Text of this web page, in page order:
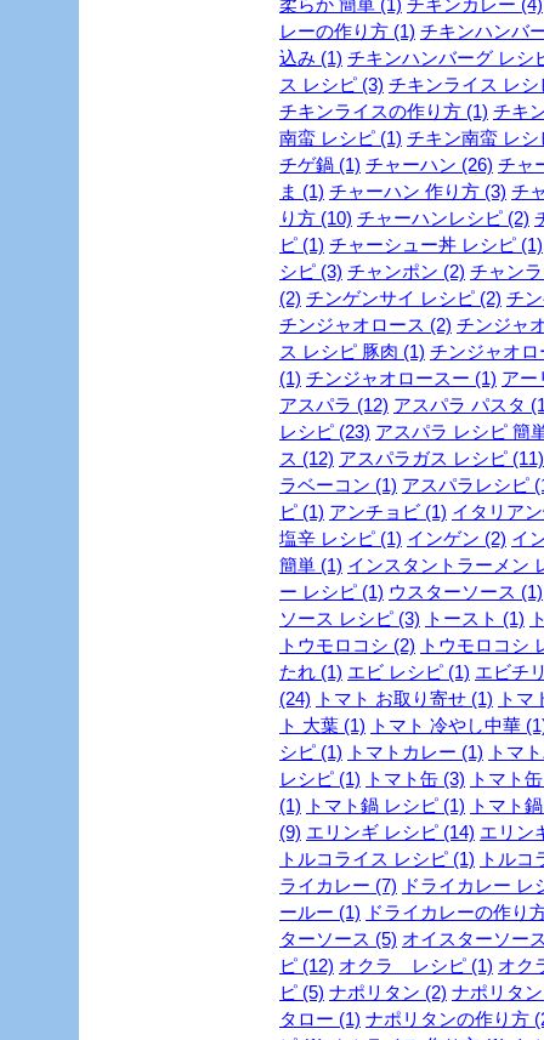
柔らか 簡単 (1) チキンカレー (4)
レーの作り方 (1) チキンハンバ
込み (1) チキンハンバーグ レシ
ス レシピ (3) チキンライス レシ
チキンライスの作り方 (1) チキ
南蛮 レシピ (1) チキン南蛮 レシ
チゲ鍋 (1) チャーハン (26) チャ
ま (1) チャーハン 作り方 (3) チ
り方 (10) チャーハンレシピ (2)
ピ (1) チャーシュー丼 レシピ (1)
シピ (3) チャンポン (2) チャン
(2) チンゲンサイ レシピ (2) チ
チンジャオロース (2) チンジャ
ス レシピ 豚肉 (1) チンジャオ
(1) チンジャオロースー (1) アー
アスパラ (12) アスパラ パスタ
レシピ (23) アスパラ レシピ 簡
ス (12) アスパラガス レシピ (11)
ラベーコン (1) アスパラレシピ
ピ (1) アンチョビ (1) イタリア
塩辛 レシピ (1) インゲン (2) イ
簡単 (1) インスタントラーメン
ー レシピ (1) ウスターソース (1)
ソース レシピ (3) トースト (1)
トウモロコシ (2) トウモロコシ
たれ (1) エビ レシピ (1) エビチ
(24) トマト お取り寄せ (1) トマ
ト 大葉 (1) トマト 冷やし中華
シピ (1) トマトカレー (1) トマ
レシピ (1) トマト缶 (3) トマト
(1) トマト鍋 レシピ (1) トマト
(9) エリンギ レシピ (14) エリン
トルコライス レシピ (1) トルコ
ライカレー (7) ドライカレー レ
ールー (1) ドライカレーの作り
ターソース (5) オイスターソー
ピ (12) オクラ レシピ (1) オク
ピ (5) ナポリタン (2) ナポリタ
タロー (1) ナポリタンの作り方